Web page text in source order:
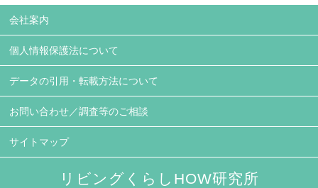
会社案内
個人情報保護法について
データの引用・転載方法について
お問い合わせ／調査等のご相談
サイトマップ
リビングくらしHOW研究所